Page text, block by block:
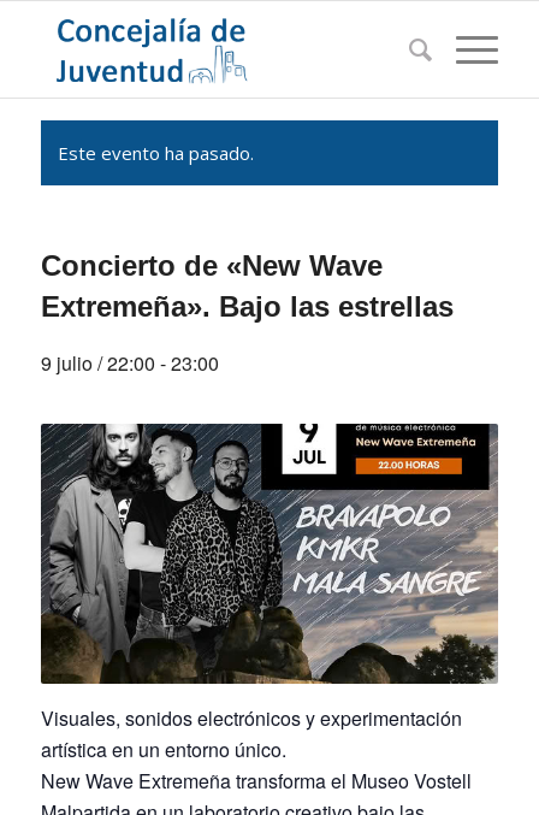
Este evento ha pasado.
Concierto de «New Wave
Extremeña». Bajo las estrellas
9 julio / 22:00 -23:00
Visuales, sonidos electrónicos y experimentación
artística en un entorno único.
New Wave Extremeña transforma el Museo Vostell